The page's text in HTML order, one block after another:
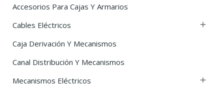
Accesorios Para Cajas Y Armarios
Cables Eléctricos

Caja Derivación Y Mecanismos
Canal Distribución Y Mecanismos
Mecanismos Eléctricos
